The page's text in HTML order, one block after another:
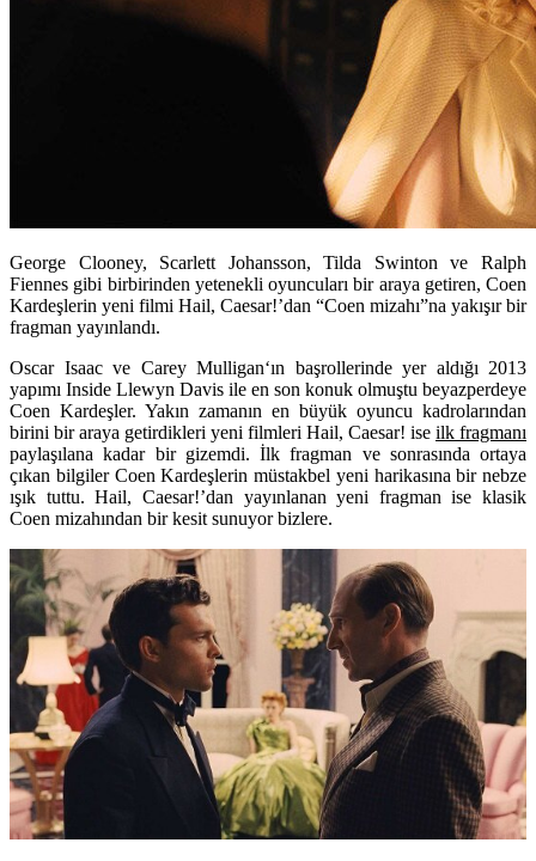
George Clooney, Scarlett Johansson, Tilda Swinton ve Ralph
Fiennes gibi birbirinden yetenekli oyuncuları bir araya getiren, Coen
Kardeşlerin yeni filmi Hail, Caesar!’dan “Coen mizahı”na yakışır bir
fragman yayınlandı.
Oscar Isaacve Carey Mulligan‘ın başrollerinde yer aldığı 2013
yapımı Inside Llewyn Davis ile en son konuk olmuştu beyazperdeye
Coen Kardeşler. Yakın zamanın en büyük oyuncu kadrolarından
birini bir araya getirdikleri yeni filmleri Hail, Caesar! ise ilk fragmanı
paylaşılana kadar bir gizemdi. İlk fragman ve sonrasında ortaya
çıkan bilgiler Coen Kardeşlerin müstakbel yeni harikasına bir nebze
ışık tuttu. Hail, Caesar!’dan yayınlanan yeni fragman ise klasik
Coen mizahından bir kesit sunuyor bizlere.